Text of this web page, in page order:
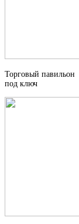
Торговый павильон
под ключ